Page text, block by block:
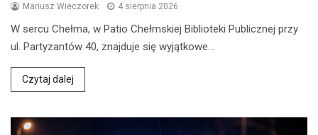
Mariusz Wieczorek 4 sierpnia 2026
W sercu Chełma, w Patio Chełmskiej Biblioteki Publicznej przy
ul. Partyzantów 40, znajduje się wyjątkowe…
Czytaj dalej